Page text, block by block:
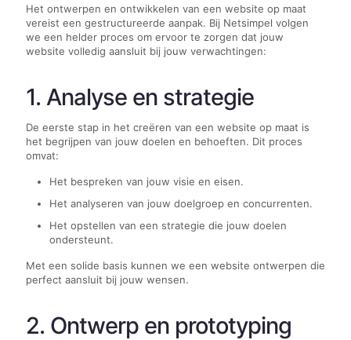
Het ontwerpen en ontwikkelen van een website op maat
vereist een gestructureerde aanpak. Bij Netsimpel volgen
we een helder proces om ervoor te zorgen dat jouw
website volledig aansluit bij jouw verwachtingen:
1. Analyse en strategie
De eerste stap in het creëren van een website op maat is
het begrijpen van jouw doelen en behoeften. Dit proces
omvat:
Het bespreken van jouw visie en eisen.
Het analyseren van jouw doelgroep en concurrenten.
Het opstellen van een strategie die jouw doelen
ondersteunt.
Met een solide basis kunnen we een website ontwerpen die
perfect aansluit bij jouw wensen.
2. Ontwerp en prototyping